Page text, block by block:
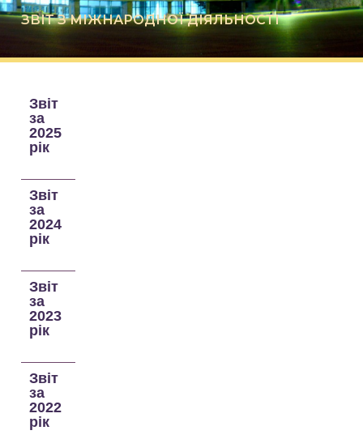
ЗВІТ З МІЖНАРОДНОЇ ДІЯЛЬНОСТІ
Звіт
за
2025
рік
Звіт
за
2024
рік
Звіт
за
2023
рік
Звіт
за
2022
рік